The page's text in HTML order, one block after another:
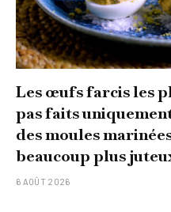
Les œufs farcis les
pas faits
des moules
beaucoup plus
6 AOÛT 2026